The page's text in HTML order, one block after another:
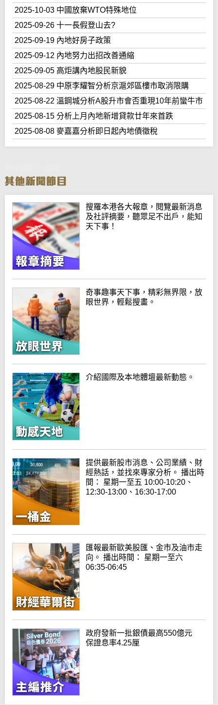
2025-10-03 中國放棄WTO特殊地位
2025-09-26 十一長假登山去?
2025-09-19 內地好房子政策
2025-09-12 內地努力出招改善通縮
2025-09-05 高炬講內地股民新貌
2025-08-29 中原李耀智分析京滬郊區樓市取消限購
2025-08-22 溫鋼城分析A股升市會否重現10年前蠻牛市
2025-08-15 分析上月內地新增貸款廿年來首跌
2025-08-08 麥嘉嘉分析即日起內地債徵稅
搜羅本港各大報章，閱覽最新消息
及社評摘要，聽眾足不出戶，能知
天下事！
奇事趣事天下事，精彩無界限，放
眼世界，輕鬆搜畫。
介紹國際及本地體壇最新動態。
提供最新股市消息、公司業績、財
經熱話，並找來專家分析。 播出時
間： 星期一至五 10:00-10:20、
12:30-13:00、16:30-17:00
匯報最新歐美股匯、金市及油市走
向。 播出時間： 星期一至六
06:35-06:45
政府發新一批銀債最高550億元
保證息率4.25厘